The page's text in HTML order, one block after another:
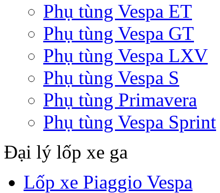
Phụ tùng Vespa ET
Phụ tùng Vespa GT
Phụ tùng Vespa LXV
Phụ tùng Vespa S
Phụ tùng Primavera
Phụ tùng Vespa Sprint
Đại lý lốp xe ga
Lốp xe Piaggio Vespa